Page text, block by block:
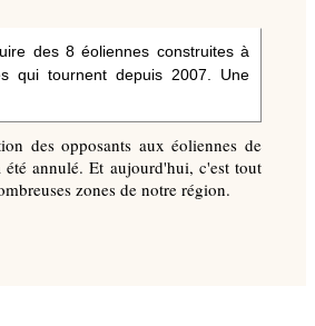
des 8 éoliennes construites à
qui tournent depuis 2007. Une
des opposants aux éoliennes de
annulé. Et aujourd'hui, c'est tout
zones de notre région.